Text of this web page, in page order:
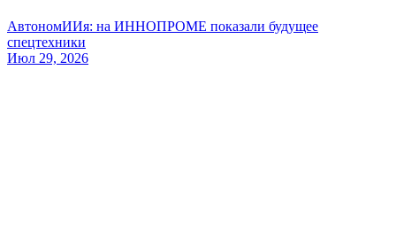
АвтономИИя: на ИННОПРОМЕ показали будущее
спецтехники
Июл 29, 2026